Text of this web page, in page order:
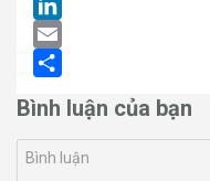
LinkedIn
Email
Bình luận của bạn